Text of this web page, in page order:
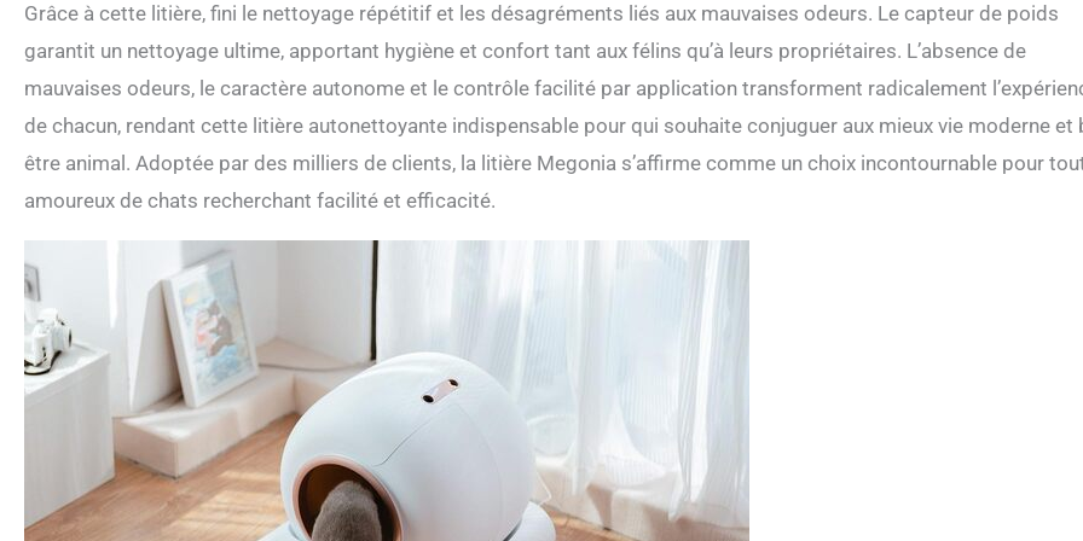
Grâce à cette litière, fini le nettoyage répétitif et les désagréments liés aux mauvaises odeurs. Le capteur de poids
garantit un nettoyage ultime, apportant hygiène et confort tant aux félins qu’à leurs propriétaires. L’absence de
mauvaises odeurs, le caractère autonome et le contrôle facilité par application transforment radicalement
de chacun, rendant cette litière autonettoyante indispensable pour qui souhaite conjuguer aux mieux vie moderne et
être animal. Adoptée par des milliers de clients, la litière Megonia s’affirme comme un choix incontournable pour
amoureux de chats recherchant facilité et efficacité.